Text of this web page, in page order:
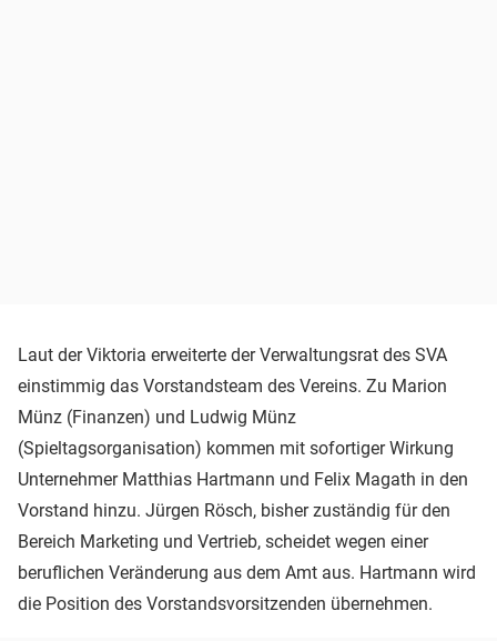
Laut der Viktoria erweiterte der Verwaltungsrat des SVA
einstimmig das Vorstandsteam des Vereins. Zu Marion
Münz (Finanzen) und Ludwig Münz
(Spieltagsorganisation) kommen mit sofortiger Wirkung
Unternehmer Matthias Hartmann und Felix Magath in den
Vorstand hinzu. Jürgen Rösch, bisher zuständig für den
Bereich Marketing und Vertrieb, scheidet wegen einer
beruflichen Veränderung aus dem Amt aus. Hartmann wird
die Position des Vorstandsvorsitzenden übernehmen.